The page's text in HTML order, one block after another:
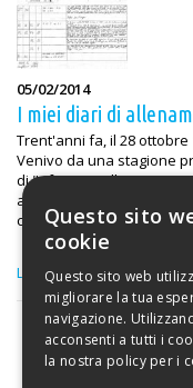
05/02/2014
I miei diari di
Trent'anni fa, il 28 ottobre
Venivo da una stagione
di "rifarmi" nella
abitavo a Ferrara e
come fisioterapista della
LEGGI TUTTO
Questo sito
cookie
Questo sito web
migliorare la tua
navigazione.
acconsenti a tutti i
la nostra policy per i